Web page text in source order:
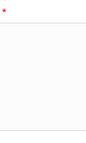
*